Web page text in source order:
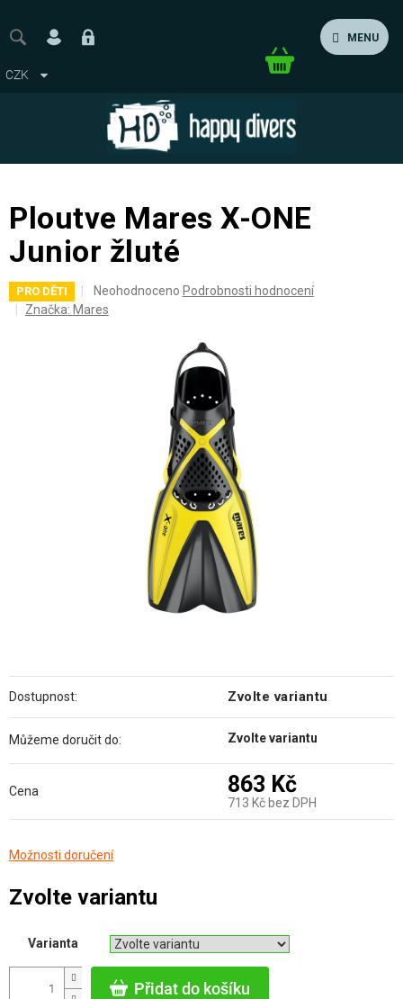
obsah
MENU
CZK
Nákupní
Ploutve Mares X-ONE
Junior žluté
PRO DĚTI
Průměrné
hodnocení
Neohodnoceno Podrobnosti hodnocení
Značka: Mares
Přidat do košíku
Dostupnost: Zvolte variantu
Můžeme doručit do: Zvolte variantu
Cena 863 Kč
713 Kč bez DPH
Možnosti doručení
Zvolte variantu
Varianta